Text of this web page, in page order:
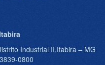
Industrial II,Itabira – MG
0800